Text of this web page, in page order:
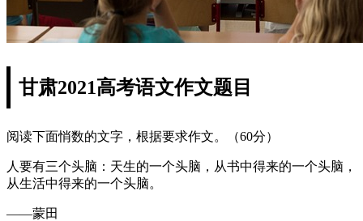
甘肃2021高考语文作文题目
阅读下面悄数的文字，根据要求作文。（60分）
人要有三个头脑：天生的一个头脑，从书中得来的一个头脑，
从生活中得来的一个头脑。
——蒙田